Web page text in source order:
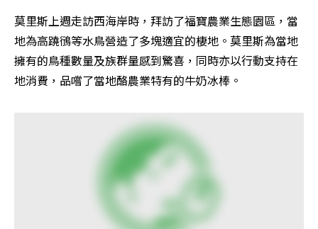
莫里斯上週走訪西海岸時，拜訪了福寶農業生態園區，當
地為高蹺鴴等水鳥營造了多塊適宜的棲地。莫里斯為當地
擁有的鳥種數量及族群量感到驚喜，同時亦以行動支持在
地消費，品嚐了當地酪農業特有的牛奶冰棒。